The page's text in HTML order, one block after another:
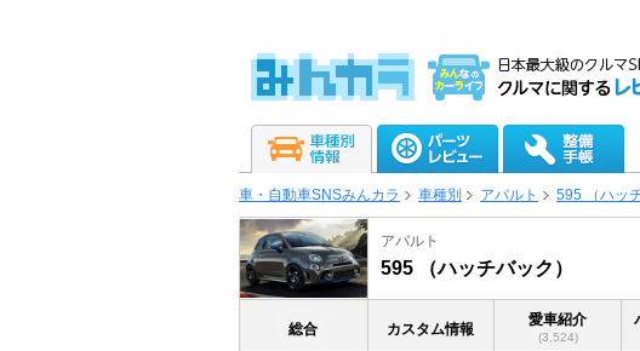
車・自動車SNSみんカラ 車種別 アバルト 595 （ハッ
アバルト
595 （ハッチバック）
総合 カスタム情報
愛車紹介
(3,524)